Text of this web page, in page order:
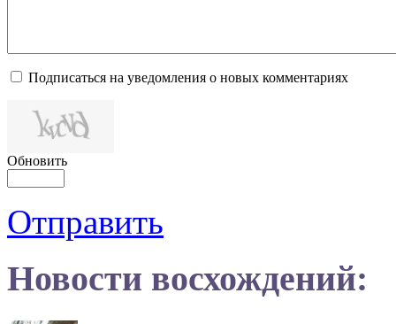
Подписаться на уведомления о новых комментариях
Обновить
Отправить
Новости восхождений: